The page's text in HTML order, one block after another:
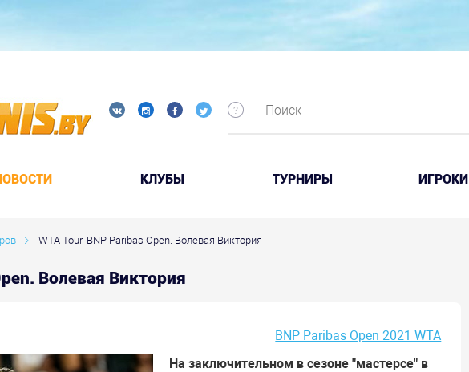
КЛУБЫ ТУРНИРЫ ИГРОКИ
WTA Tour. BNP Paribas Open. Волевая Виктория
Волевая Виктория
BNP Paribas Open 2021 WTA
На заключительном в сезоне "мастерсе" в